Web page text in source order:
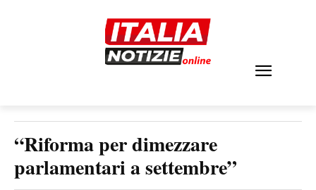
“Riforma per dimezzare
parlamentari a settembre”